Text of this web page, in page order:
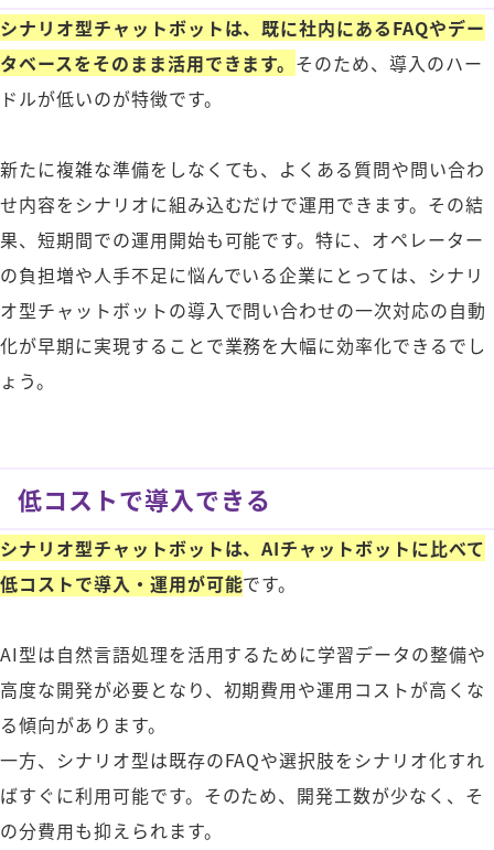
シナリオ型チャットボットは、既に社内にあるFAQやデー
タベースをそのまま活用できます。 そのため、導入のハー
ドルが低いのが特徴です。
新たに複雑な準備をしなくても、よくある質問や問い合わ
せ内容をシナリオに組み込むだけで運用できます。その結
果、短期間での運用開始も可能です。特に、オペレーター
の負担増や人手不足に悩んでいる企業にとっては、シナリ
オ型チャットボットの導入で問い合わせの一次対応の自動
化が早期に実現することで業務を大幅に効率化できるでし
ょう。
低コストで導入できる
シナリオ型チャットボットは、AIチャットボットに比べて
低コストで導入・運用が可能です。
AI型は自然言語処理を活用するために学習データの整備や
高度な開発が必要となり、初期費用や運用コストが高くな
る傾向があります。
一方、シナリオ型は既存のFAQや選択肢をシナリオ化すれ
ばすぐに利用可能です。そのため、開発工数が少なく、そ
の分費用も抑えられます。